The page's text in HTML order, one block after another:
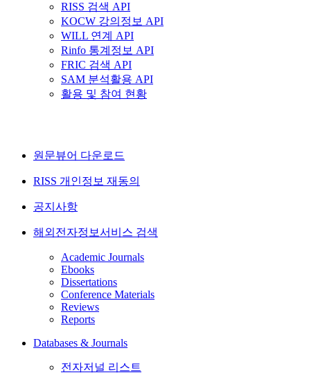
RISS 검색 API
KOCW 강의정보 API
WILL 연계 API
Rinfo 통계정보 API
FRIC 검색 API
SAM 분석활용 API
활용 및 참여 현황
원문뷰어 다운로드
RISS 개인정보 재동의
공지사항
해외전자정보서비스 검색
Academic Journals
Ebooks
Dissertations
Conference Materials
Reviews
Reports
Databases & Journals
전자저널 리스트